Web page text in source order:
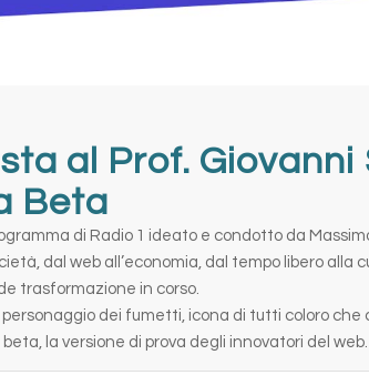
al Prof.
Beta
di Radio 1 ideato e condotto da
dal web all’economia, dal tempo libero
trasformazione in corso.
personaggio dei fumetti, icona di tutti coloro
la versione di prova degli innovatori del web.